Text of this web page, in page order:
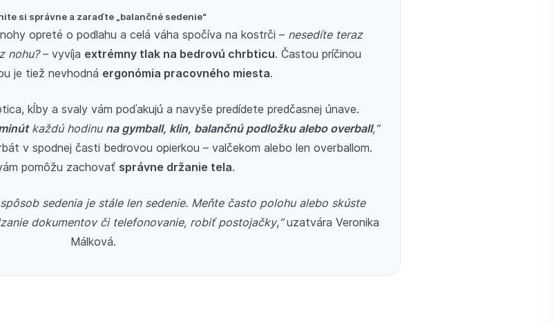
si správne a zaraďte „balančné sedenie“
opreté o podlahu a celá váha spočíva na kostrči – nesedíte teraz
nohu?– vyvíja extrémny tlak na bedrovú chrbticu. Častou príčinou
je tiež nevhodná ergonómia pracovného miesta.
kĺby a svaly vám poďakujú a navyše predídete predčasnej únave.
každú hodinuna gymball, klin, balančnú podložku alebo overball,“
v spodnej časti bedrovou opierkou – valčekom alebo len overballom.
pomôžu zachovať správne držanie tela.
sedenia je stále len sedenie. Meňte často polohu alebo skúste
dokumentov či telefonovanie, robiť postojačky,“uzatvára Veronika
Málková.